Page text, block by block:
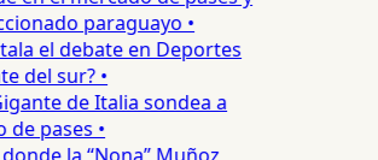
paraguayo •
el debate en Deportes
del sur? •
de Italia sondea a
pases •
la “Nona” Muñoz